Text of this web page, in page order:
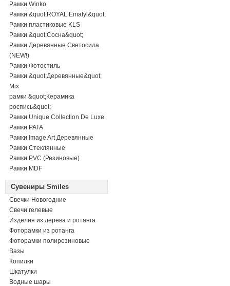
Рамки Winko
Рамки &quot;ROYAL Emafyl&quot;
Рамки пластиковые KLS
Рамки &quot;Сосна&quot;
Рамки Деревянные Светосила
(NEW!)
Рамки Фотостиль
Рамки &quot;Деревянные&quot;
Mix
рамки &quot;Керамика
роспись&quot;
Рамки Unique Collection De Luxe
Рамки PATA
Рамки Image Art Деревянные
Рамки Стеклянные
Рамки PVC (Резиновые)
Рамки MDF
Сувениры Smiles
Свечки Новогодние
Свечи гелевые
Изделия из дерева и ротанга
Фоторамки из ротанга
Фоторамки полирезиновые
Вазы
Копилки
Шкатулки
Водные шары